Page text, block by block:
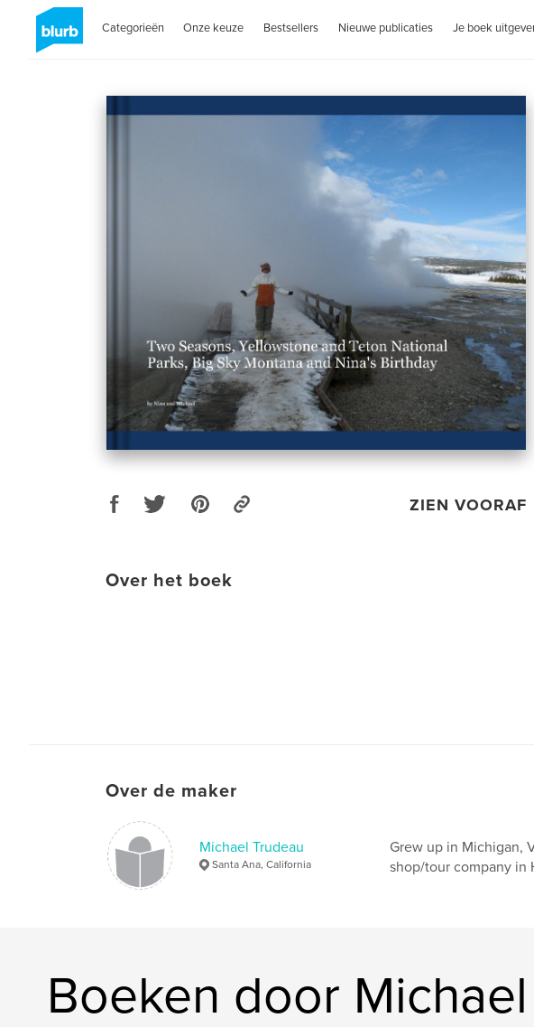
Categorieën Onze keuze Bestsellers Nieuwe publicaties Je boek
ZIEN VOORAF
Over het boek
Over de maker
Michael Trudeau
Santa Ana, California
Grew up in Michigan,
shop/tour company in
Boeken door